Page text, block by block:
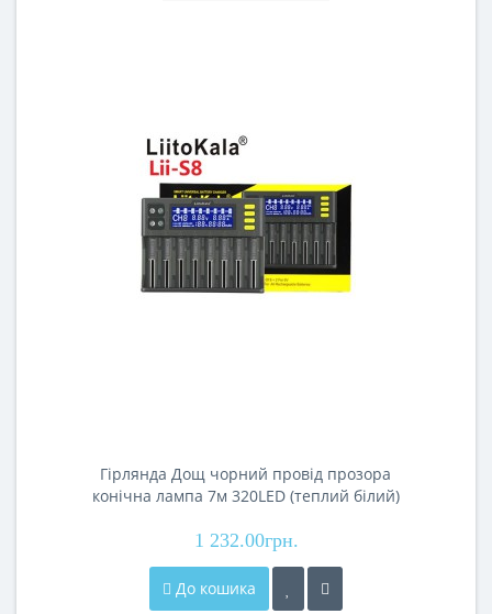
Гірлянда Дощ чорний провід прозора
конічна лампа 7м 320LED (теплий білий)
1 232.00грн.
До кошика